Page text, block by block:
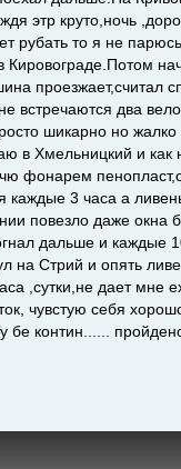
этр круто,ночь
рубать то я не
проезжает,считал
встречаются два
шикарно но
в Хмельницкий и как
фонарем
3 часа а
повезло даже окна
дальше и каждые
Стрий и опять
,сутки,не дает мне
чувстую себя
контин......